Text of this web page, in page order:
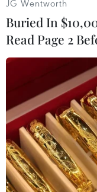
#Động đất
JG Wentworth
Buried In
Read Page 2